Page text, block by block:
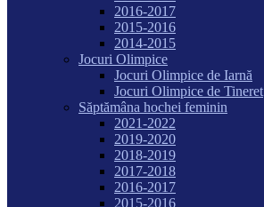
2016-2017
2015-2016
2014-2015
Jocuri Olimpice
Jocuri Olimpice de Iarnă
Jocuri Olimpice de Tineret
Săptămâna hochei feminin
2021-2022
2019-2020
2018-2019
2017-2018
2016-2017
2015-2016